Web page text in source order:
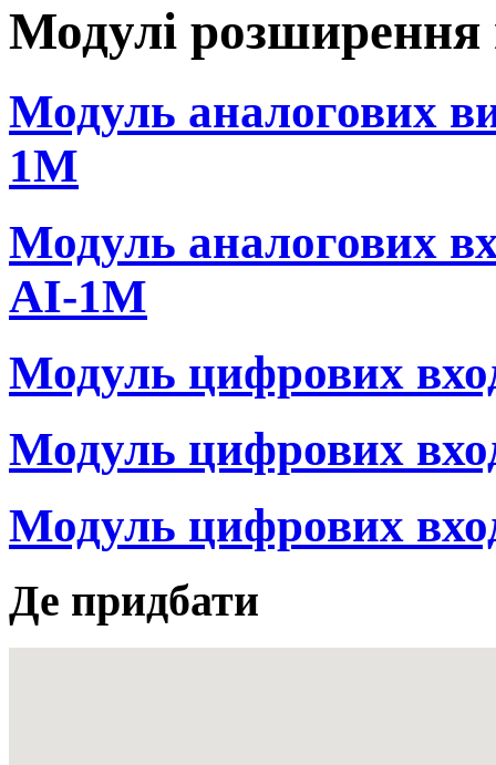
Модулі розширення
Модуль аналогових
1М
Модуль аналогових
AI-1М
Модуль цифрових
Модуль цифрових
Модуль цифрових
Де придбати